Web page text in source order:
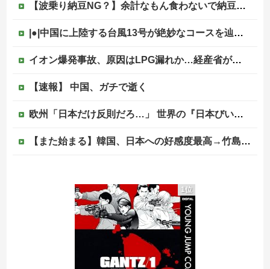
【波乗り納豆NG？】余計なもん食わないで納豆食っときゃ間違いないことが判明した他
|●|中国に上陸する台風13号が絶妙なコースを辿っている！と話題に、中国の重要都市の上に長々と居座り続けるルートで……
イオン爆発事故、原因はLPG漏れか…経産省が全国一斉点検
【速報】 中国、ガチで逝く
欧州「日本だけ反則だろ…」 世界の『日本びいき』にヨーロッパ全土から不満の声
【また始まる】韓国、日本への好感度最高→竹島問題で即リセットｗｗｗ
羽田の荷物締め切り前倒しになったことに世界が騒然！←「日本のサービス劣化の兆候！」（海外の反応）
【速報】日本共産党、沖縄県知事選で公職選挙法違反！！！ 110番通報されても辞全くめない件
【移民政策反対】イオンの売り場で唐揚げを食う中国人の子供
1位